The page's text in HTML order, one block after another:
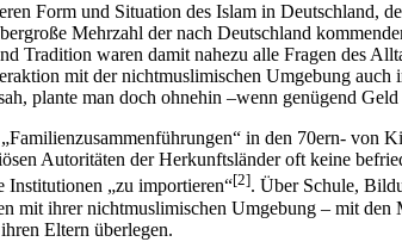
Form und Situation des Islam in Deutschland,
Mehrzahl der nach Deutschland
Tradition waren damit nahezu alle Fragen des
mit der nichtmuslimischen Umgebung
plante man doch ohnehin –wenn genügend
in den 70ern- von
Autoritäten der Herkunftsländer oft keine
Institutionen „zu importieren“[2]. Über Schule,
mit ihrer nichtmuslimischen Umgebung – mit
Eltern überlegen.